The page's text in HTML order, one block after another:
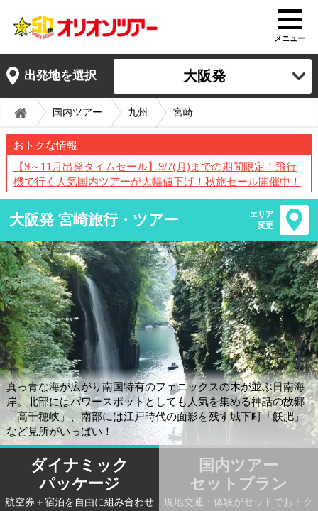
メニュー
出発地を選択 大阪発
国内ツアー 九州 宮崎
おトクな情報
【9～11月出発タイムセール】9/7(月)までの期間限定！飛行
機で行く人気国内ツアーが大幅値下げ！秋旅セール開催中！
大阪発 宮崎旅行・ツアー
エリア
変更
真っ青な海が広がり南国特有のフェニックスの木が並ぶ日南海
岸。北部にはパワースポットとしても人気を集める神話の故郷
「高千穂峡」、南部には江戸時代の面影を残す城下町「飫肥」
など見所がいっぱい！
ダイナミック
パッケージ
航空券＋宿泊を自由に組み合わせ
国内ツアー
セットプラン
現地交通・体験がセットでおトク